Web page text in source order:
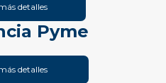
detalles
Pyme
detalles